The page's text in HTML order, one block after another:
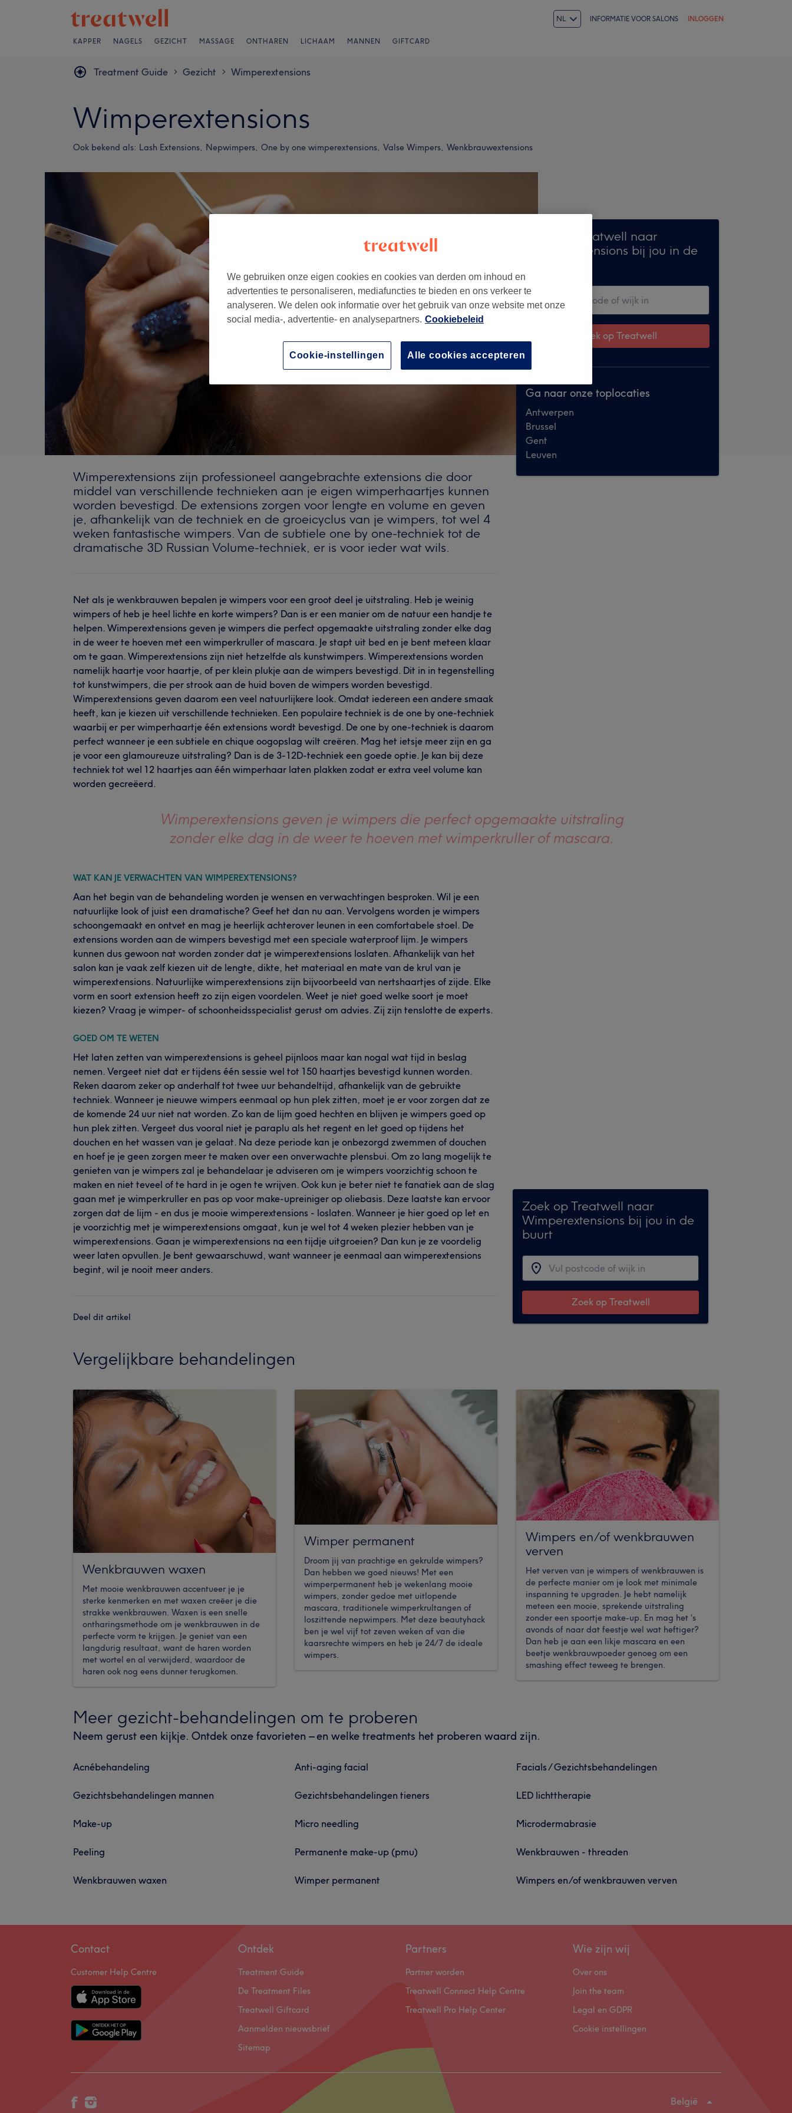
NL INFORMATIE VOOR SALONS INLOGGEN
KAPPER NAGELS GEZICHT MASSAGE ONTHAREN LICHAAM MANNEN GIFTCARD
Treatment Guide > Gezicht > Wimperextensions
Wimperextensions
Ook bekend als: Lash Extensions, Nepwimpers, One by one wimperextensions, Valse Wimpers, Wenkbrauwextensions
Zoek op Treatwell naar
Wimperextensions bij jou in de
Zoek op Treatwell
Ga naar onze toplocaties
Antwerpen
Brussel
Gent
Leuven
Wimperextensions zijn professioneel aangebrachte extensions die door
middel van verschillende technieken aan je eigen wimperhaartjes kunnen
worden bevestigd. De extensions zorgen voor lengte en volume en geven
je, afhankelijk van de techniek en de groeicyclus van je wimpers, tot wel 4
weken fantastische wimpers. Van de subtiele one by one-techniek tot de
dramatische 3D Russian Volume-techniek, er is voor ieder wat wils.
Net als je wenkbrauwen bepalen je wimpers voor een groot deel je uitstraling. Heb je weinig
wimpers of heb je heel lichte en korte wimpers? Dan is er een manier om de natuur een handje te
helpen. Wimperextensions geven je wimpers die perfect opgemaakte uitstraling zonder elke dag
in de weer te hoeven met een wimperkruller of mascara. Je stapt uit bed en je bent meteen klaar
om te gaan. Wimperextensions zijn niet hetzelfde als kunstwimpers. Wimperextensions worden
namelijk haartje voor haartje, of per klein plukje aan de wimpers bevestigd. Dit in in tegenstelling
tot kunstwimpers, die per strook aan de huid boven de wimpers worden bevestigd.
Wimperextensions geven daarom een veel natuurlijkere look. Omdat iedereen een andere smaak
heeft, kan je kiezen uit verschillende technieken. Een populaire techniek is de one by one-techniek
waarbij er per wimperhaartje één extensions wordt bevestigd. De one by one-techniek is daarom
perfect wanneer je een subtiele en chique oogopslag wilt creëren. Mag het ietsje meer zijn en ga
je voor een glamoureuze uitstraling? Dan is de 3-12D-techniek een goede optie. Je kan bij deze
techniek tot wel 12 haartjes aan één wimperhaar laten plakken zodat er extra veel volume kan
worden gecreëerd.
Wimperextensions geven je wimpers die perfect opgemaakte uitstraling
zonder elke dag in de weer te hoeven met wimperkruller of mascara.
WAT KAN JE VERWACHTEN VAN WIMPEREXTENSIONS?
Aan het begin van de behandeling worden je wensen en verwachtingen besproken. Wil je een
natuurlijke look of juist een dramatische? Geef het dan nu aan. Vervolgens worden je wimpers
schoongemaakt en ontvet en mag je heerlijk achterover leunen in een comfortabele stoel. De
extensions worden aan de wimpers bevestigd met een speciale waterproof lijm. Je wimpers
kunnen dus gewoon nat worden zonder dat je wimperextensions loslaten. Afhankelijk van het
salon kan je vaak zelf kiezen uit de lengte, dikte, het materiaal en mate van de krul van je
wimperextensions. Natuurlijke wimperextensions zijn bijvoorbeeld van nertshaartjes of zijde. Elke
vorm en soort extension heeft zo zijn eigen voordelen. Weet je niet goed welke soort je moet
kiezen? Vraag je wimper- of schoonheidsspecialist gerust om advies. Zij zijn tenslotte de experts.
GOED OM TE WETEN
Het laten zetten van wimperextensions is geheel pijnloos maar kan nogal wat tijd in beslag
nemen. Vergeet niet dat er tijdens één sessie wel tot 150 haartjes bevestigd kunnen worden.
Reken daarom zeker op anderhalf tot twee uur behandeltijd, afhankelijk van de gebruikte
techniek. Wanneer je nieuwe wimpers eenmaal op hun plek zitten, moet je er voor zorgen dat ze
de komende 24 uur niet nat worden. Zo kan de lijm goed hechten en blijven je wimpers goed op
hun plek zitten. Vergeet dus vooral niet je paraplu als het regent en let goed op tijdens het
douchen en het wassen van je gelaat. Na deze periode kan je onbezorgd zwemmen of douchen
en hoef je je geen zorgen meer te maken over een onverwachte plensbui. Om zo lang mogelijk te
genieten van je wimpers zal je behandelaar je adviseren om je wimpers voorzichtig schoon te
maken en niet teveel of te hard in je ogen te wrijven. Ook kun je beter niet te fanatiek aan de slag
gaan met je wimperkruller en pas op voor make-upreiniger op oliebasis. Deze laatste kan ervoor
zorgen dat de lijm - en dus je mooie wimperextensions - loslaten. Wanneer je hier goed op let en
je voorzichtig met je wimperextensions omgaat, kun je wel tot 4 weken plezier hebben van je
wimperextensions. Gaan je wimperextensions na een tijdje uitgroeien? Dan kun je ze voordelig
weer laten opvullen. Je bent gewaarschuwd, want wanneer je eenmaal aan wimperextensions
begint, wil je nooit meer anders.
Deel dit artikel
Zoek op Treatwell naar
Wimperextensions bij jou in de
buurt
Zoek op Treatwell
Vergelijkbare behandelingen
Wenkbrauwen waxen
Met mooie wenkbrauwen accentueer je je
sterke kenmerken en met waxen creëer je die
strakke wenkbrauwen. Waxen is een snelle
ontharingsmethode om je wenkbrauwen in de
perfecte vorm te krijgen. Je geniet van een
langdurig resultaat, want de haren worden
met wortel en al verwijderd, waardoor de
haren ook nog eens dunner terugkomen.
Wimper permanent
Droom jij van prachtige en gekrulde wimpers?
Dan hebben we goed nieuws! Met een
wimperpermanent heb je wekenlang mooie
wimpers, zonder gedoe met uitlopende
mascara, traditionele wimperkrultangen of
loszittende nepwimpers. Met deze beautyhack
ben je wel vijf tot zeven weken af van die
kaarsrechte wimpers en heb je 24/7 de ideale
wimpers.
Wimpers en/of wenkbrauwen
verven
Het verven van je wimpers of wenkbrauwen is
de perfecte manier om je look met minimale
inspanning te upgraden. Je hebt namelijk
meteen een mooie, sprekende uitstraling
zonder een spoortje make-up. En mag het ‘s
avonds of naar dat feestje wel wat heftiger?
Dan heb je aan een likje mascara en een
beetje wenkbrauwpoeder genoeg om een
smashing effect teweeg te brengen.
Meer gezicht-behandelingen om te proberen
Neem gerust een kijkje. Ontdek onze favorieten – en welke treatments het proberen waard zijn.
Acnébehandeling Anti-aging facial Facials / Gezichtsbehandelingen
Gezichtsbehandelingen mannen Gezichtsbehandelingen tieners LED lichttherapie
Make-up Micro needling Microdermabrasie
Peeling Permanente make-up (pmu) Wenkbrauwen - threaden
Wenkbrauwen waxen Wimper permanent Wimpers en/of wenkbrauwen verven
Contact
Customer Help Centre
Ontdek
Treatment Guide
De Treatment Files
Treatwell Giftcard
Aanmelden nieuwsbrief
Sitemap
Partners
Partner worden
Treatwell Connect Help Centre
Treatwell Pro Help Center
Wie zijn wij
Over ons
Join the team
Legal en GDPR
Cookie instellingen
België
We gebruiken onze eigen cookies en cookies van derden om inhoud en
advertenties te personaliseren, mediafuncties te bieden en ons verkeer te
analyseren. We delen ook informatie over het gebruik van onze website met onze
social media-, advertentie- en analysepartners. Cookiebeleid
Alle cookies accepteren
Cookie-instellingen